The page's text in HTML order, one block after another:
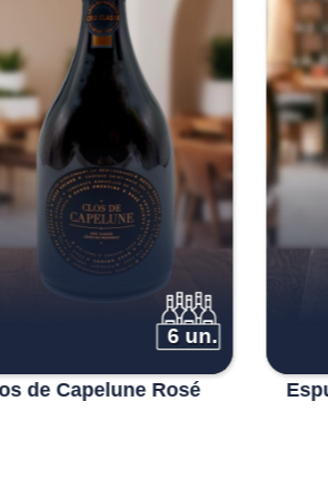
3 un.
Caves de São